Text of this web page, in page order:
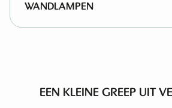
WANDLAMPEN
EEN KLEINE GREEP UIT